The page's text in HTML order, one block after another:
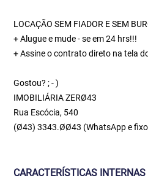
LOCAÇÃO SEM FIADOR E SEM
+ Alugue e mude - se em 24 hrs!!!
+ Assine o contrato direto na tela
Gostou? ; - )
IMOBILIÁRIA ZERØ43
Rua Escócia, 540
(Ø43) 3343.ØØ43 (WhatsApp e
CARACTERÍSTICAS INTERNAS